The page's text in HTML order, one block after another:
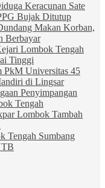
Keracunan Sate
Bujak Ditutup
Makan Korban,
Berbayar
Lombok Tengah
Tinggi
PkM Universitas 45
di Lingsar
Penyimpangan
Tengah
Lombok Tambah
Tengah Sumbang